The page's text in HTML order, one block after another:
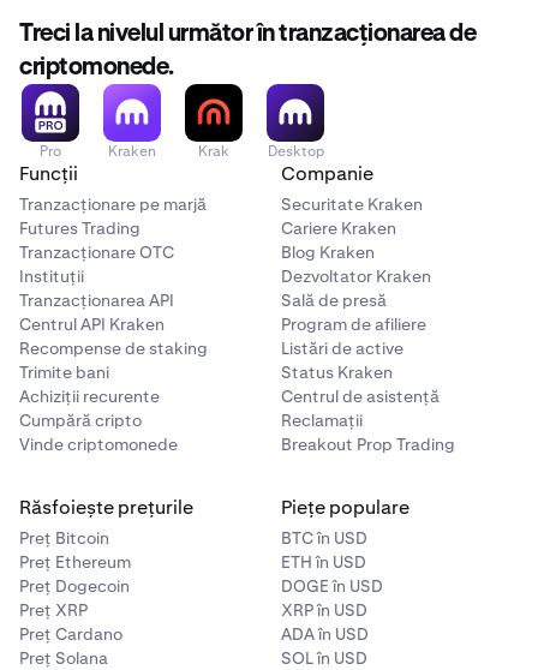
Soluție:schimbă soldurile taleîn moneda pe care vrei
s-o retragi.
Treci la nivelul următor în tranzacționarea de
criptomonede.
Pro Kraken Krak Desktop
Funcții
Tranzacționare pe marjă
Futures Trading
Tranzacționare OTC
Instituții
Tranzacționarea API
Centrul API Kraken
Recompense de staking
Trimite bani
Achiziții recurente
Cumpără cripto
Vinde criptomonede
Companie
Securitate Kraken
Cariere Kraken
Blog Kraken
Dezvoltator Kraken
Sală de presă
Program de afiliere
Listări de active
Status Kraken
Centrul de asistență
Reclamații
Breakout Prop Trading
Răsfoiește prețurile
Preț Bitcoin
Preț Ethereum
Preț Dogecoin
Preț XRP
Preț Cardano
Preț Solana
Piețe populare
BTC în USD
ETH în USD
DOGE în USD
XRP în USD
ADA în USD
SOL în USD